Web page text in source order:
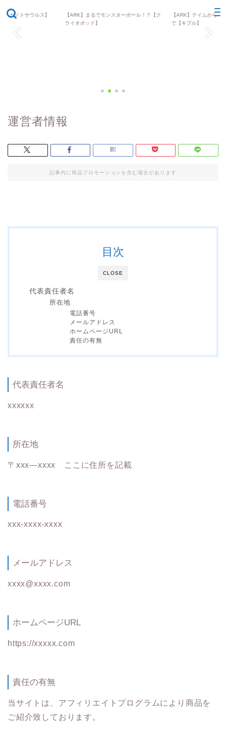
ギガノトサウルス】 ARK
【ARK】まるでモンスターボール！？【ク
ライオポッド】
ARK
【ARK】テイムからブ
で【キブル】
運営者情報
記事内に商品プロモーションを含む場合があります
CLOSE
目次
代表責任者名
所在地
電話番号
メールアドレス
ホームページURL
責任の有無
代表責任者名
xxxxxx
所在地
〒xxx―xxxx ここに住所を記載
電話番号
xxx-xxxx-xxxx
メールアドレス
xxxx@xxxx.com
ホームページURL
https://xxxxx.com
責任の有無
当サイトは、アフィリエイトプログラムにより商品を
ご紹介致しております。